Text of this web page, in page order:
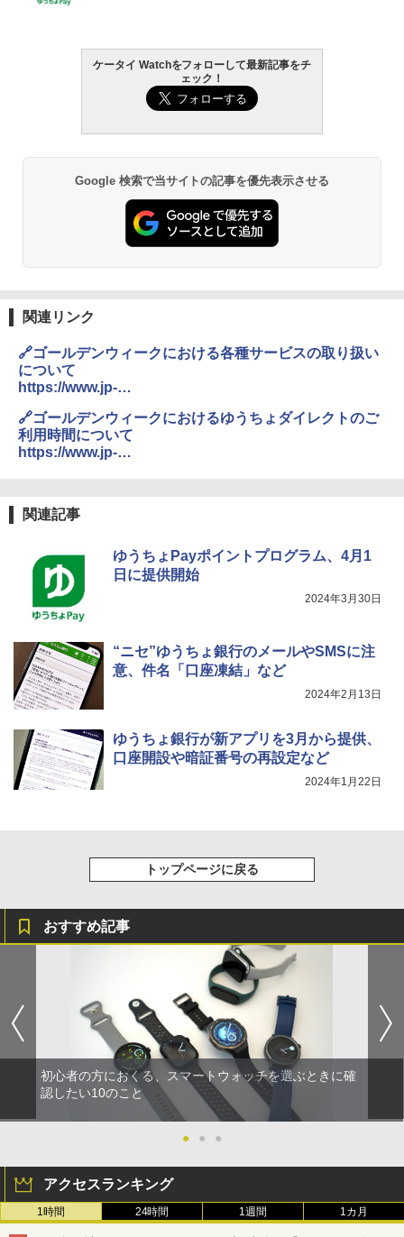
ケータイ Watchをフォローして最新記事をチ
ェック！
Google 検索で当サイトの記事を優先表示させる
関連リンク
🔗ゴールデンウィークにおける各種サービスの取り扱い
について
https://www.jp-
🔗ゴールデンウィークにおけるゆうちょダイレクトのご
利用時間について
https://www.jp-
関連記事
ゆうちょPayポイントプログラム、4月1
日に提供開始
2024年3月30日
“ニセ”ゆうちょ銀行のメールやSMSに注
意、件名「口座凍結」など
2024年2月13日
ゆうちょ銀行が新アプリを3月から提供、
口座開設や暗証番号の再設定など
2024年1月22日
トップページに戻る
おすすめ記事
初心者の方におくる、スマートウォッチを選ぶときに確
認したい10のこと
● ● ●
アクセスランキング
1時間 24時間 1週間 1カ月